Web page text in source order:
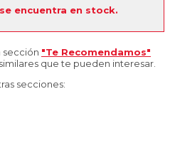
encuentra en stock.
sección "Te Recomendamos"
que te pueden interesar.
secciones: